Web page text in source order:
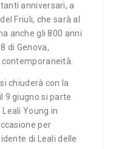
anniversari, a
Friuli, che sarà al
anche gli 800 anni
di Genova,
chiuderà con la
9 giugno si parte
Young in
per
di Leali delle